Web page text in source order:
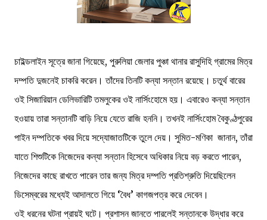
চাইল্ডলাইন সূত্রে জানা গিয়েছে, পুরুলিয়া জেলার পুঞ্চা থানার রাসুদিহি গ্রামের মিত্র
দম্পতি দুজনেই চাকরি করেন। তাঁদের তিনটি কন্যা সন্তান রয়েছে। চতুর্থ বারের
ওই সিজারিয়ান ডেলিভারিটি তমলুকের ওই নার্সিংহোমে হয়। এবারেও কন্যা সন্তান
হওয়ায় তারা সন্তানটি বাড়ি নিয়ে যেতে রাজি হননি। তখনই নার্সিংহোম বৈকুণ্ঠপুরের
পাইন দম্পতিকে খবর দিয়ে সদ্যোজাতটিকে তুলে দেয়। সুমিত-মণিকা জানান, তাঁরা
যাতে শিশুটিকে নিজেদের কন্যা সন্তান হিসেবে অধিকার নিয়ে বড় করতে পারেন,
নিজেদের কাছে রাখতে পারেন তার জন্য মিত্র দম্পতি প্রতিশ্রুতি দিয়েছিলেন
ডিসেম্বরের মধ্যেই আদালতে গিয়ে ‘বৈধ’ কাগজপত্র করে দেবেন।
ওই ধরনের ঘটনা প্রায়ই ঘটে। প্রশাসন জানতে পারলেই সন্তানকে উদ্ধার করে